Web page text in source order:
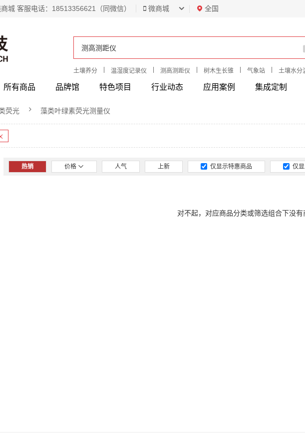
城 客服电话：18513356621（同微信） 微商城 全国
土壤养分 温湿度记录仪 测高测距仪 树木生长锥 气象站 土壤水分
所有商品 品牌馆 特色项目 行业动态 应用案例 集成定制
荧光 藻类叶绿素荧光测量仪
热销 价格 人气 上新 仅显示特惠商品 仅
对不起，对应商品分类或筛选组合下没有